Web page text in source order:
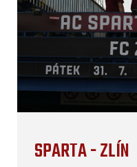
SPARTA - ZLÍN